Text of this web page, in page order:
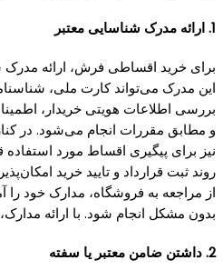
1. ارائه مدرک شناسایی معتبر
برای خرید اقساطی فرش، ارائه
این مدرک می‌تواند کارت ملی،
بررسی اطلاعات هویتی خریدار،
و مطابق مقررات انجام می‌شود. در
نیز برای پیگیری اقساط مورد استفاده
روند ثبت قرارداد و تایید خرید
از مراجعه به فروشگاه، مدارک خود را
بدون مشکل انجام شود. با ارائه
2. داشتن ضامن معتبر یا سفته